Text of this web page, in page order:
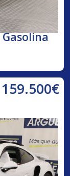
Gasolina
159.500€